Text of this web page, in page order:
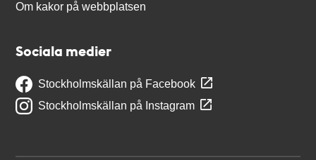
Om kakor på webbplatsen
Sociala medier
Stockholmskällan på Facebook
Stockholmskällan på Instagram